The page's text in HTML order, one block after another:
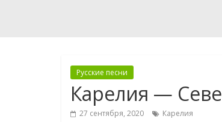
Русские песни
Карелия —
27 сентября, 2020 Карелия